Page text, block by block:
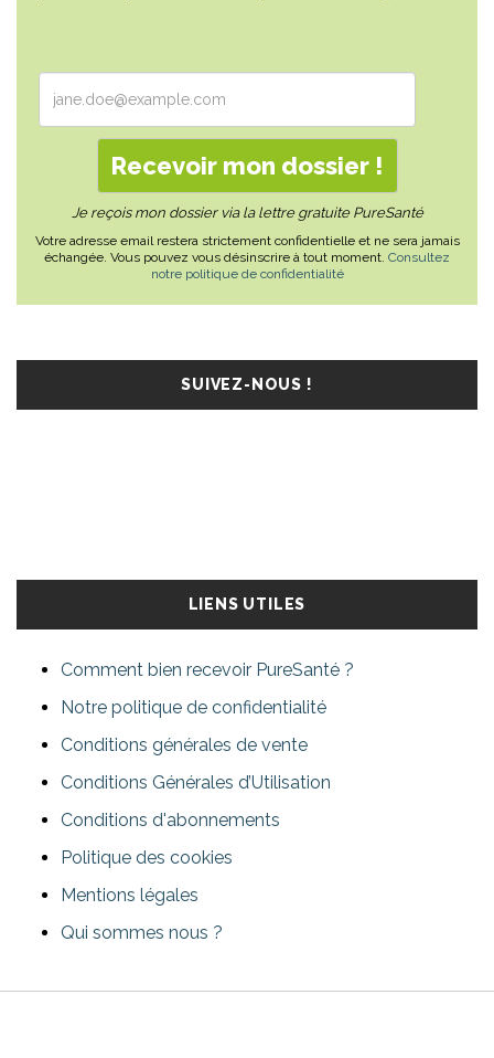
Je reçois mon dossier via la lettre gratuite PureSanté
Votre adresse email restera strictement confidentielle et ne sera jamais
échangée. Vous pouvez vous désinscrire à tout moment. Consultez
notre politique de confidentialité
SUIVEZ-NOUS !
LIENS UTILES
Comment bien recevoir PureSanté ?
Notre politique de confidentialité
Conditions générales de vente
Conditions Générales d’Utilisation
Conditions d'abonnements
Politique des cookies
Mentions légales
Qui sommes nous ?